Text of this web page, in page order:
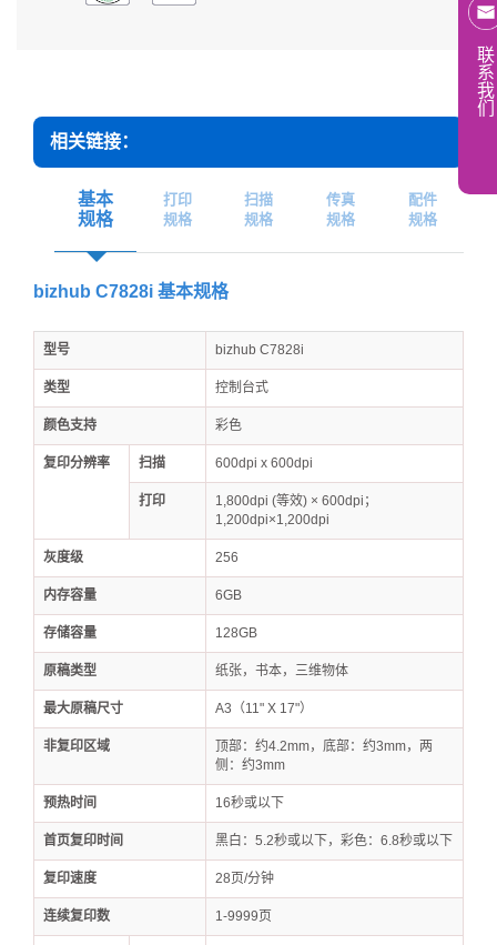
相关链接：
基本
规格
打印
规格
扫描
规格
传真
规格
配件
规格
bizhub C7828i 基本规格
型号 bizhub C7828i
类型 控制台式
颜色支持 彩色
复印分辨率 扫描 600dpi x 600dpi
打印
1,800dpi (等效) × 600dpi；
1,200dpi×1,200dpi
灰度级 256
内存容量 6GB
存储容量 128GB
原稿类型 纸张，书本，三维物体
最大原稿尺寸 A3（11" X 17"）
非复印区域
顶部：约4.2mm，底部：约3mm，两
侧：约3mm
预热时间 16秒或以下
首页复印时间 黑白：5.2秒或以下，彩色：6.8秒或以下
复印速度 28页/分钟
连续复印数 1-9999页
联
系
我
们